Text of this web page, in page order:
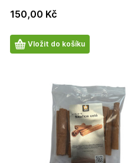
150,00 Kč
Počet
produktů
Vložit do košíku